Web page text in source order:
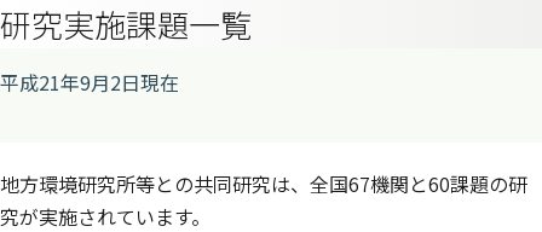
ドウで開きます）
ンドウで開きます）
ウインドウで開きます）
研究実施課題一覧
平成21年9月2日現在
地方環境研究所等との共同研究は、全国67機関と60課題の研
究が実施されています。